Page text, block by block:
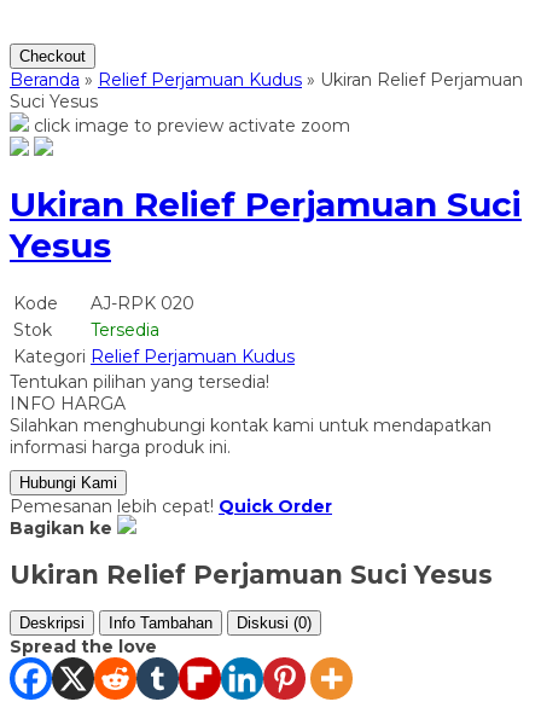
Checkout
Beranda » Relief Perjamuan Kudus » Ukiran Relief Perjamuan
Suci Yesus
click image to preview activate zoom
Ukiran Relief Perjamuan Suci
Yesus
Kode
AJ-RPK 020
Stok
Tersedia
Kategori Relief Perjamuan Kudus
Tentukan pilihan yang tersedia!
INFO HARGA
Silahkan menghubungi kontak kami untuk mendapatkan
informasi harga produk ini.
Hubungi Kami
Pemesanan lebih cepat! Quick Order
Bagikan ke
Ukiran Relief Perjamuan Suci Yesus
Deskripsi Info Tambahan Diskusi (0)
Spread the love